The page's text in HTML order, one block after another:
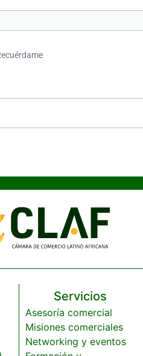
Servicios
Asesoría comercial
Misiones comerciales
Networking y eventos